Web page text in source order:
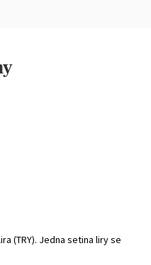
(TRY). Jedna setina liry se